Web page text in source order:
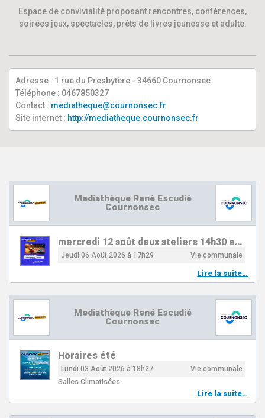
Espace de convivialité proposant rencontres, conférences,
soirées jeux, spectacles, prêts de livres jeunesse et adulte.
Adresse : 1 rue du Presbytère - 34660 Cournonsec
Téléphone : 0467850327
Contact : mediatheque@cournonsec.fr
Site internet : http://mediatheque.cournonsec.fr
Mediathèque René Escudié
Cournonsec
mercredi 12 août deux ateliers 14h30 e…
Jeudi 06 Août 2026 à 17h29 Vie communale
Lire la suite…
Mediathèque René Escudié
Cournonsec
Horaires été
Lundi 03 Août 2026 à 18h27 Vie communale
Salles Climatisées
Lire la suite…